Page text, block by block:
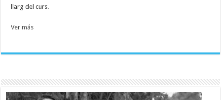
llarg del curs.
Ver más